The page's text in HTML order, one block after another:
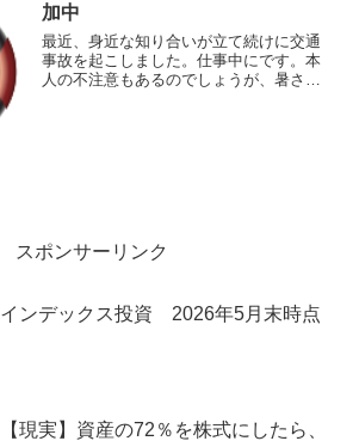
加中
最近、身近な知り合いが立て続けに交通
事故を起こしました。仕事中にです。本
人の不注意もあるのでしょうが、暑さも
スポンサーリンク
インデックス投資 2026年5月末時点
【現実】資産の72％を株式にしたら、